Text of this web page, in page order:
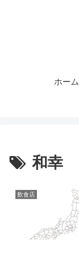
ホーム
和幸
飲食店